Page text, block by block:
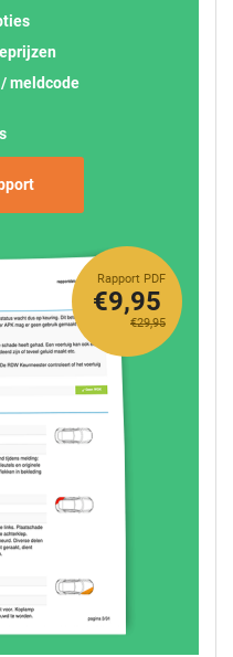
meldcode
Rapport PDF
€29,95
€9,95